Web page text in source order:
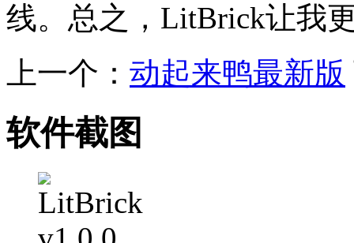
线。总之，LitBrick让我
上一个： 动起来鸭最新版
软件截图